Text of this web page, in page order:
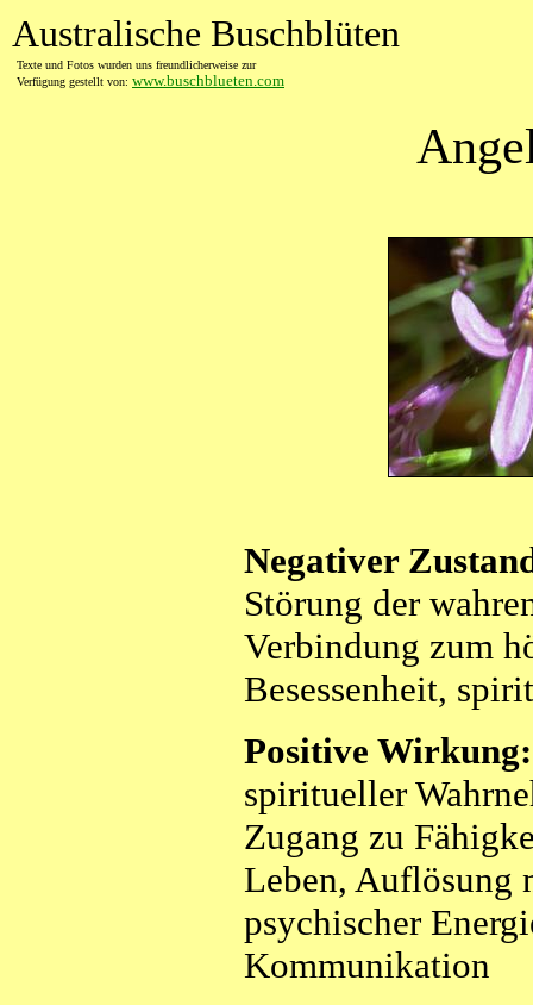
Australische Buschblüten
Texte und Fotos wurden uns freundlicherweise zur
Verfügung gestellt von: www.buschblueten.com
Negativer
Störung der
Verbindung zum
Besessenheit,
Positive Wirkung:
spiritueller
Zugang zu
Leben, Auflösung
psychischer
Kommunikation